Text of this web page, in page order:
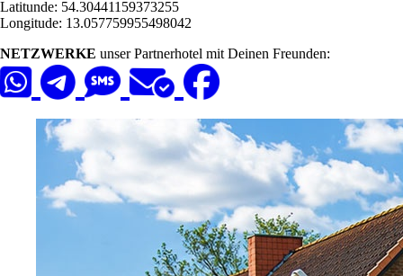
Latitunde: 54.30441159373255
Longitude: 13.057759955498042
NETZWERKE unser Partnerhotel mit Deinen Freunden: